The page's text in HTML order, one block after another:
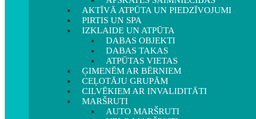
AKTĪVĀ ATPŪTA UN PIEDZĪVOJUMI
PIRTIS UN SPA
IZKLAIDE UN ATPŪTA
DABAS OBJEKTI
DABAS TAKAS
ATPŪTAS VIETAS
ĢIMENĒM AR BĒRNIEM
CEĻOTĀJU GRUPĀM
CILVĒKIEM AR INVALIDITĀTI
MARŠRUTI
AUTO MARŠRUTI